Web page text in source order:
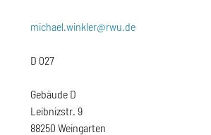
michael.winkler@rwu.de
D 027
Gebäude D
Leibnizstr. 9
88250 Weingarten